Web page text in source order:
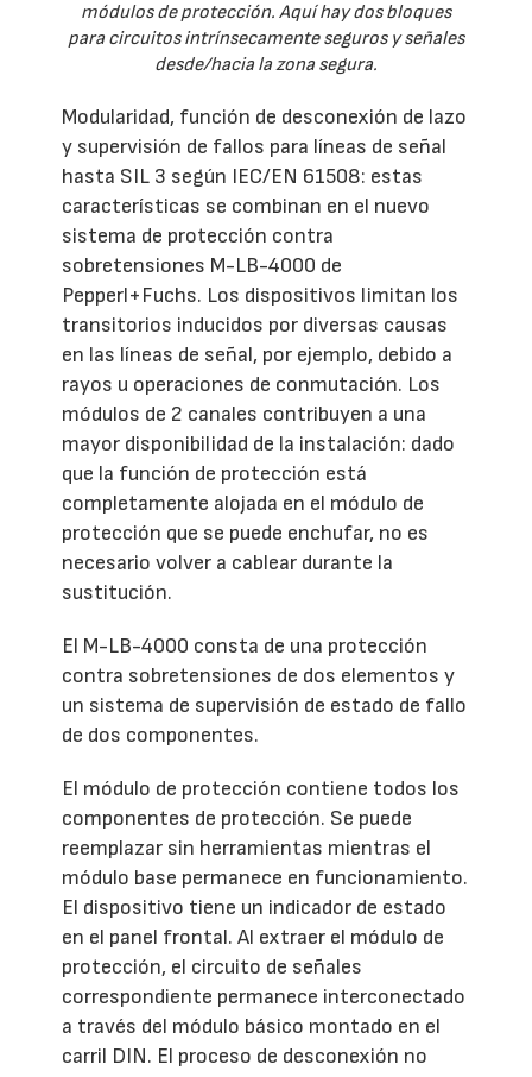
módulos de protección. Aquí hay dos bloques
para circuitos intrínsecamente seguros y señales
desde/hacia la zona segura.
Modularidad, función de desconexión de lazo
y supervisión de fallos para líneas de señal
hasta SIL 3 según IEC/EN 61508: estas
características se combinan en el nuevo
sistema de protección contra
sobretensiones M-LB-4000 de
Pepperl+Fuchs. Los dispositivos limitan los
transitorios inducidos por diversas causas
en las líneas de señal, por ejemplo, debido a
rayos u operaciones de conmutación. Los
módulos de 2 canales contribuyen a una
mayor disponibilidad de la instalación: dado
que la función de protección está
completamente alojada en el módulo de
protección que se puede enchufar, no es
necesario volver a cablear durante la
sustitución.
El M-LB-4000 consta de una protección
contra sobretensiones de dos elementos y
un sistema de supervisión de estado de fallo
de dos componentes.
El módulo de protección contiene todos los
componentes de protección. Se puede
reemplazar sin herramientas mientras el
módulo base permanece en funcionamiento.
El dispositivo tiene un indicador de estado
en el panel frontal. Al extraer el módulo de
protección, el circuito de señales
correspondiente permanece interconectado
a través del módulo básico montado en el
carril DIN. El proceso de desconexión no